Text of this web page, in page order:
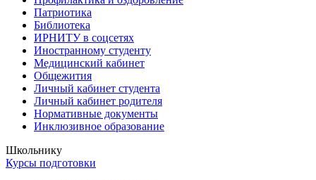
Патриотика
Библиотека
ИРНИТУ в соцсетях
Иностранному студенту
Медицинский кабинет
Общежития
Личный кабинет студента
Личный кабинет родителя
Нормативные документы
Инклюзивное образование
Школьнику
Курсы подготовки